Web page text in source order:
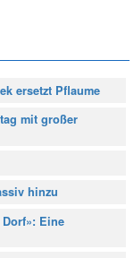
ersetzt Pflaume
mit großer
hinzu
Dorf»: Eine